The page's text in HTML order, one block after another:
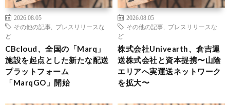
2026.08.05
その他の記事
プレスリリースな
ど
CBcloud、全国の「Marq」
施設を起点とした新たな配送
プラットフォーム
「MarqGO」開始
2026.08.05
その他の記事
プレスリリースな
ど
株式会社Univearth、倉吉運
送株式会社と資本提携〜山陰
エリアへ実運送ネットワーク
を拡大〜